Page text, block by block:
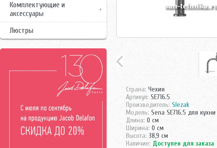
Комплектующие и
аксессуары
Люстры
Страна: Чехия
Артикул: SE716.5
Производитель: Slezak
Модель: Sena SE716.5 для кухни
Длина: 0 см
Ширина: 0 см
Высота: 38,9 см
Наличие: Доступен для заказа